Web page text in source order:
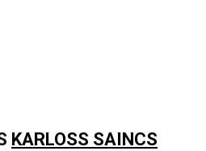
KARLOSS SAINCS